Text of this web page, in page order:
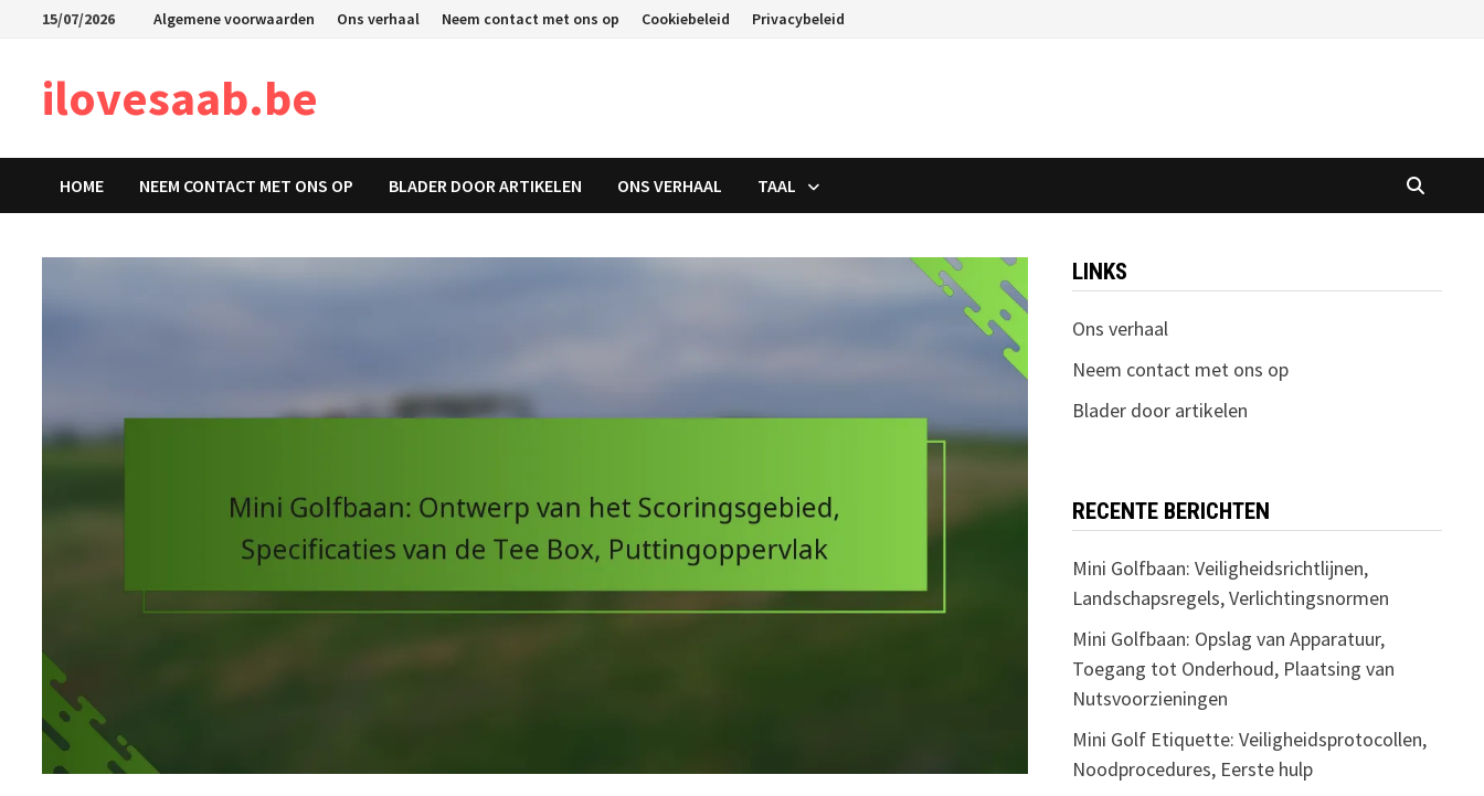
15/07/2026 Algemene voorwaarden Ons verhaal Neem contact met ons op Cookiebeleid Privacybeleid
ilovesaab.be
HOME NEEM CONTACT MET ONS OP BLADER DOOR ARTIKELEN ONS VERHAAL TAAL
LINKS
Ons verhaal
Neem contact met ons op
Blader door artikelen
RECENTE BERICHTEN
Mini Golfbaan: Veiligheidsrichtlijnen,
Landschapsregels, Verlichtingsnormen
Mini Golfbaan: Opslag van Apparatuur,
Toegang tot Onderhoud, Plaatsing van
Nutsvoorzieningen
Mini Golf Etiquette: Veiligheidsprotocollen,
Noodprocedures, Eerste hulp